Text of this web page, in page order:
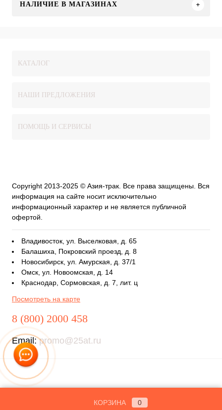
НАЛИЧИЕ В МАГАЗИНАХ
КАТАЛОГ
НАШИ ПРЕДЛОЖЕНИЯ
ПОМОЩЬ И СЕРВИСЫ
Copyright 2013-2025 © Азия-трак. Все права защищены. Вся
информация на сайте носит исключительно
информационный характер и не является публичной
офертой.
Владивосток, ул. Выселковая, д. 65
Балашиха, Покровский проезд, д. 8
Новосибирск, ул. Амурская, д. 37/1
Омск, ул. Новоомская, д. 14
Краснодар, Сормовская, д. 7, лит. ц
Посмотреть на карте
8 (800) 2000 458
Email:promo@25at.ru
КОРЗИНА 0